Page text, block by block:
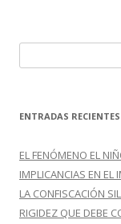
u
c
r
:
ENTRADAS RECIENTES
EL FENÓMENO EL
IMPLICANCIAS EN EL
LA CONFISCACIÓN
RIGIDEZ QUE DEBE